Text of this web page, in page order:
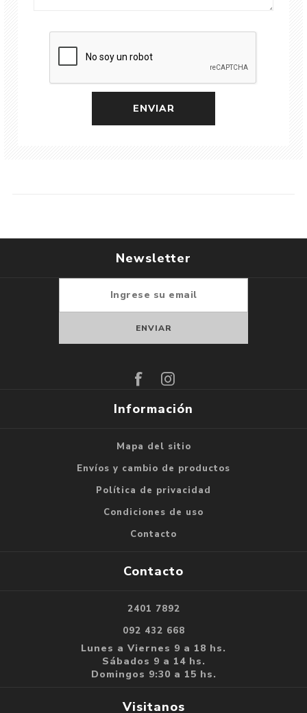
Newsletter
Información
Mapa del sitio
Envíos y cambio de productos
Política de privacidad
Condiciones de uso
Contacto
Contacto
2401 7892
092 432 668
Lunes a Viernes 9 a 18 hs.
Sábados 9 a 14 hs.
Domingos 9:30 a 15 hs.
Visitanos